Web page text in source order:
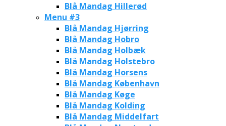
Blå Mandag Hillerød
Menu #3
Blå Mandag Hjørring
Blå Mandag Hobro
Blå Mandag Holbæk
Blå Mandag Holstebro
Blå Mandag Horsens
Blå Mandag København
Blå Mandag Køge
Blå Mandag Kolding
Blå Mandag Middelfart